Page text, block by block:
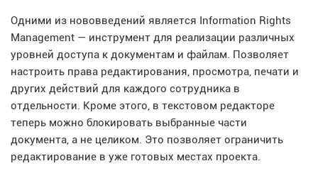
Одними из нововведений является Information Rights
Management — инструмент для реализации различных
уровней доступа к документам и файлам. Позволяет
настроить права редактирования, просмотра, печати и
других действий для каждого сотрудника в
отдельности. Кроме этого, в текстовом редакторе
теперь можно блокировать выбранные части
документа, а не целиком. Это позволяет ограничить
редактирование в уже готовых местах проекта.